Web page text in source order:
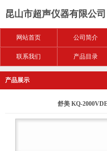
昆山市超声仪器有限公司
网站首页 公司简介
联系我们 产品目录
产品展示
舒美 KQ-